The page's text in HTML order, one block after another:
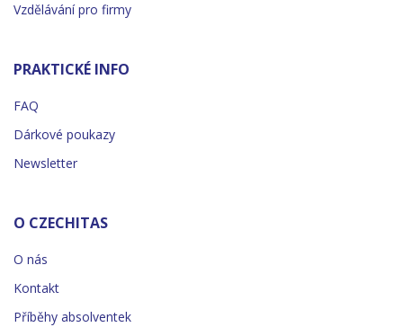
Vzdělávání pro firmy
PRAKTICKÉ INFO
FAQ
Dárkové poukazy
Newsletter
O CZECHITAS
O nás
Kontakt
Příběhy absolventek